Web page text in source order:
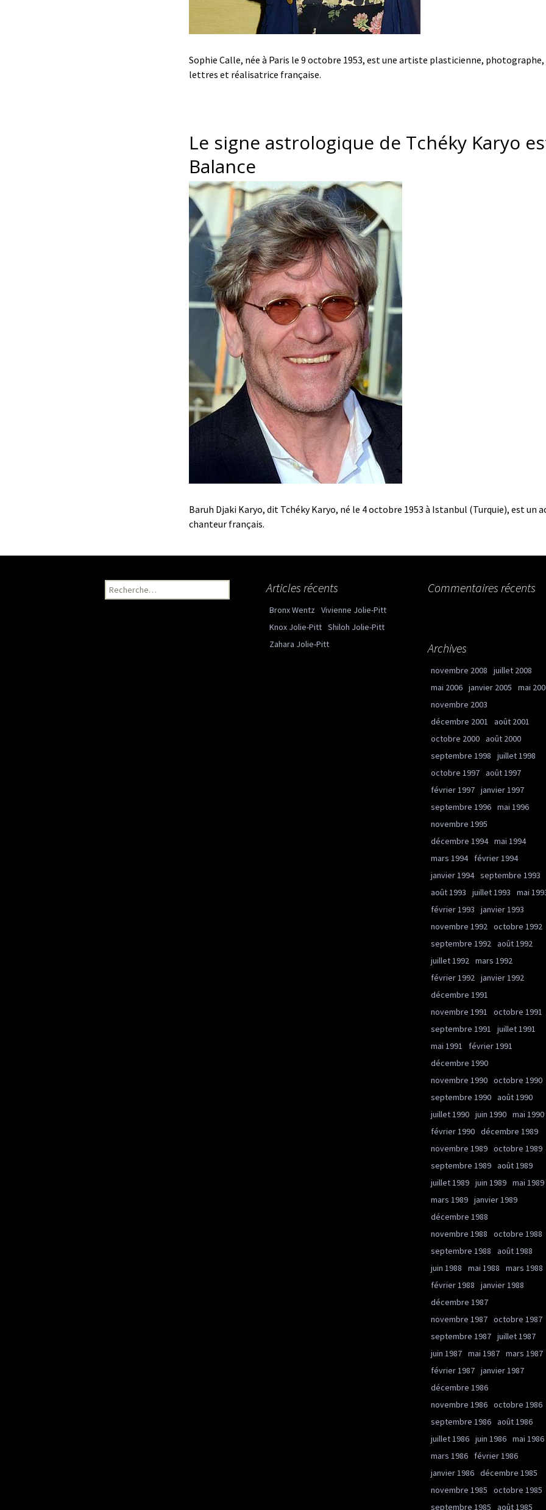
Sophie Calle, née à Paris le 9 octobre 1953, est une artiste plasticienne,
lettres et réalisatrice française.
Le signe astrologique de Tchéky Karyo
Balance
Baruh Djaki Karyo, dit Tchéky Karyo, né le 4 octobre 1953 à Istanbul (Turquie), est un
chanteur français.
Recherche pour : Articles récents
Bronx Wentz Vivienne Jolie-Pitt
Knox Jolie-Pitt Shiloh Jolie-Pitt
Zahara Jolie-Pitt
Commentaires récents
Archives
novembre 2008
juillet 2008
mai 2006 janvier 2005
mai
novembre 2003
décembre 2001
août 2001
octobre 2000 août 2000
septembre 1998
juillet 1998
octobre 1997 août 1997
février 1997 janvier 1997
septembre 1996 mai 1996
novembre 1995
décembre 1994 mai 1994
mars 1994
février 1994
janvier 1994 septembre 1993
août 1993
juillet 1993
mai
février 1993
janvier 1993
novembre 1992 octobre 1992
septembre 1992 août 1992
juillet 1992 mars 1992
février 1992 janvier 1992
décembre 1991
novembre 1991
octobre 1991
septembre 1991
juillet 1991
mai 1991
février 1991
décembre 1990
novembre 1990 octobre 1990
septembre 1990 août 1990
juillet 1990 juin 1990 mai 1990
février 1990 décembre 1989
novembre 1989 octobre 1989
septembre 1989 août 1989
juillet 1989 juin 1989 mai 1989
mars 1989 janvier 1989
décembre 1988
novembre 1988
octobre 1988
septembre 1988
août 1988
juin 1988
mai 1988
mars 1988
février 1988
janvier 1988
décembre 1987
novembre 1987 octobre 1987
septembre 1987 juillet 1987
juin 1987 mai 1987 mars 1987
février 1987 janvier 1987
décembre 1986
novembre 1986 octobre 1986
septembre 1986 août 1986
juillet 1986 juin 1986 mai 1986
mars 1986
février 1986
janvier 1986 décembre 1985
novembre 1985
octobre 1985
septembre 1985
août 1985